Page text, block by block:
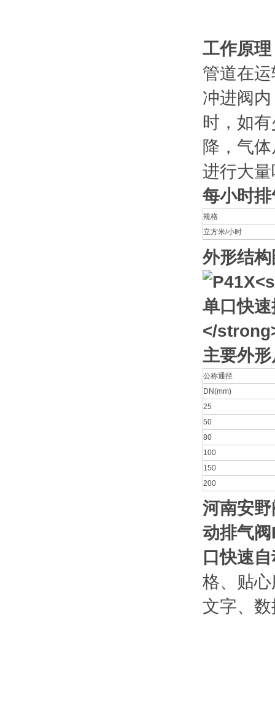
工作原理
管道在
冲进阀
时，如
降，气
进行大
每小时
规格
立方米/小时
外形结
主要外
公称通径
DN(mm)
25
50
80
100
150
200
河南安
动排气
口快速
格、贴
文字、